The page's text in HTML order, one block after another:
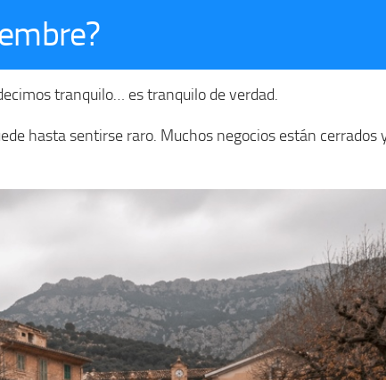
tranquilo… es tranquilo de verdad.
hasta sentirse raro. Muchos negocios están